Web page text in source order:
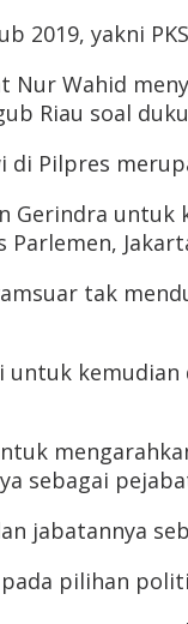
2019, yakni
Nur Wahid
Riau soal
di Pilpres
tak
sebagai
jabatannya
pilihan